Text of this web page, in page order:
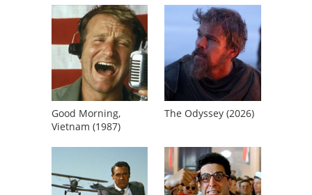
Good Morning,
Vietnam (1987)
The Odyssey (2026)